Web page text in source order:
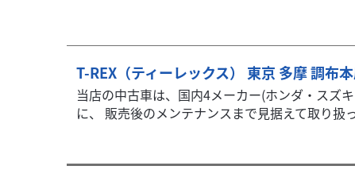
T-REX（ティーレックス） 東京 多摩 調布
当店の中古車は、国内4メーカー(ホンダ・スズ
に、 販売後のメンテナンスまで見据えて取り扱